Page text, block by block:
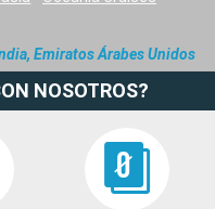
Emiratos Árabes Unidos
NOSOTROS?